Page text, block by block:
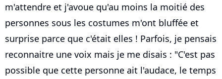
m'attendre et j'avoue qu'au moins la moitié des
personnes sous les costumes m'ont bluffée et
surprise parce que c'était elles ! Parfois, je pensais
reconnaitre une voix mais je me disais : "C'est pas
possible que cette personne ait l'audace, le temps